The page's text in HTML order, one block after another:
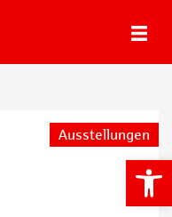
Ausstellungen